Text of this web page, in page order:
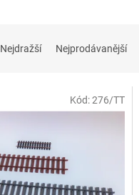
Nejdražší Nejprodávanější
Kód:276/TT